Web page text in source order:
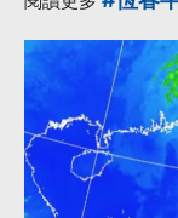
恆春半島·登